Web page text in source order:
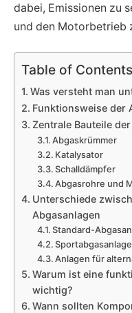
dabei, Emissionen zu
und den Motorbetrieb
Table of Contents
Was versteht man
Funktionsweise der
Zentrale Bauteile
Abgaskrümmer
Katalysator
Schalldämpfer
Abgasrohre und
Unterschiede
Abgasanlagen
Standard-
Anlagen für
Warum ist eine
wichtig?
Wann sollten